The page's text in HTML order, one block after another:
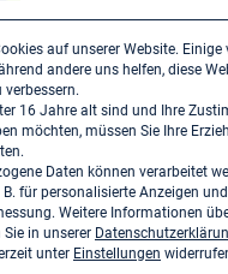
in den Gebieten
Infrastruktur und
Konversion und Abfall,
Wasserbau und
gestalten, bewahren
natürliche Lebensräume
Weise.
auf unserer Website. Einige
andere uns helfen, diese
verbessern.
16 Jahre alt sind und Ihre
möchten, müssen Sie Ihre
Daten können verarbeitet
B. für personalisierte Anzeigen
Weitere Informationen
in unserer
unter Einstellungen